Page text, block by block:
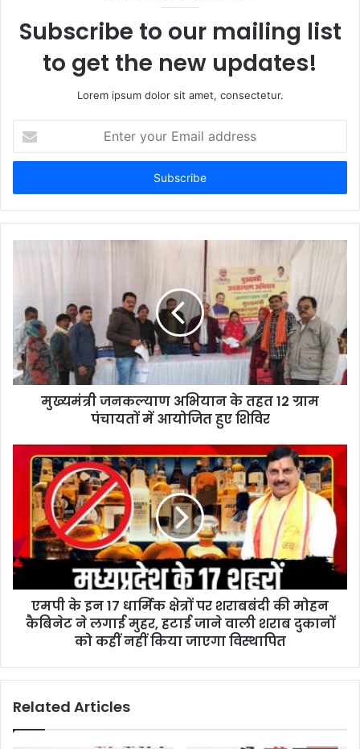
Subscribe to our mailing list
to get the new updates!
Lorem ipsum dolor sit amet, consectetur.
t
r
y
l
a
d
s
मुख्यमंत्री जनकल्याण अभियान के तहत 12 ग्राम
पंचायतों में आयोजित हुए शिविर
एमपी के इन 17 धार्मिक क्षेत्रों पर शराबबंदी की मोहन
कैबिनेट ने लगाई मुहर, हटाई जाने वाली शराब दुकानों
को कहीं नहीं किया जाएगा विस्थापित
Related Articles